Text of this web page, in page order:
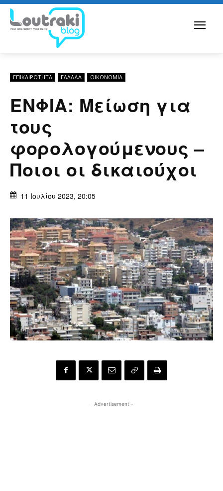
ΕΠΙΚΑΙΡΟΤΗΤΑ ΕΛΛΆΔΑ ΟΙΚΟΝΟΜΊΑ
ΕΝΦΙΑ: Μείωση για
τους
φορολογούμενους –
Ποιοι οι δικαιούχοι
11 Ιουλίου 2023, 20:05
- Advertisement -